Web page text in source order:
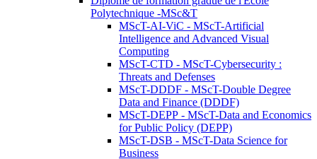
Polytechnique -MSc&T
MScT-AI-ViC - MScT-Artificial
Intelligence and Advanced Visual
Computing
MScT-CTD - MScT-Cybersecurity :
Threats and Defenses
MScT-DDDF - MScT-Double Degree
Data and Finance (DDDF)
MScT-DEPP - MScT-Data and Economics
for Public Policy (DEPP)
MScT-DSB - MScT-Data Science for
Business